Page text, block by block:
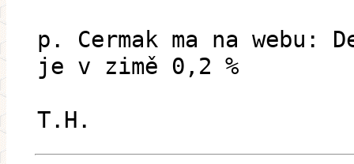
p. Cermak ma na webu:
je v zimě 0,2 %
T.H.